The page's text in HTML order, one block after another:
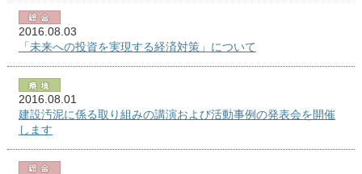
2016.08.03
「未来への投資を実現する経済対策」について
2016.08.01
建設汚泥に係る取り組みの講演および活動事例の発表会を開催
します